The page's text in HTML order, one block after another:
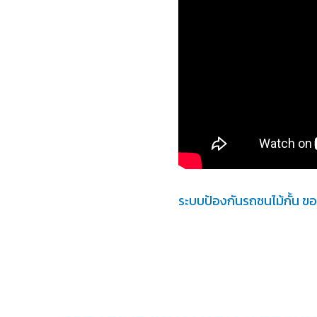
ระบบป้องกันรถชนไม้กั้น ข